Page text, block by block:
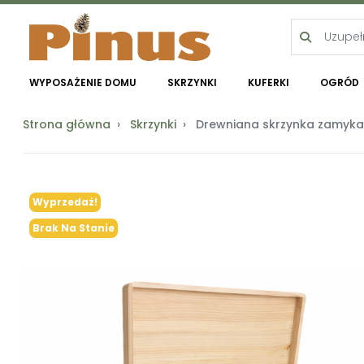
WYPOSAŻENIE DOMU SKRZYNKI KUFERKI OGRÓD
Strona główna Skrzynki Drewniana skrzynka
Wyprzedaż!
Brak Na Stanie